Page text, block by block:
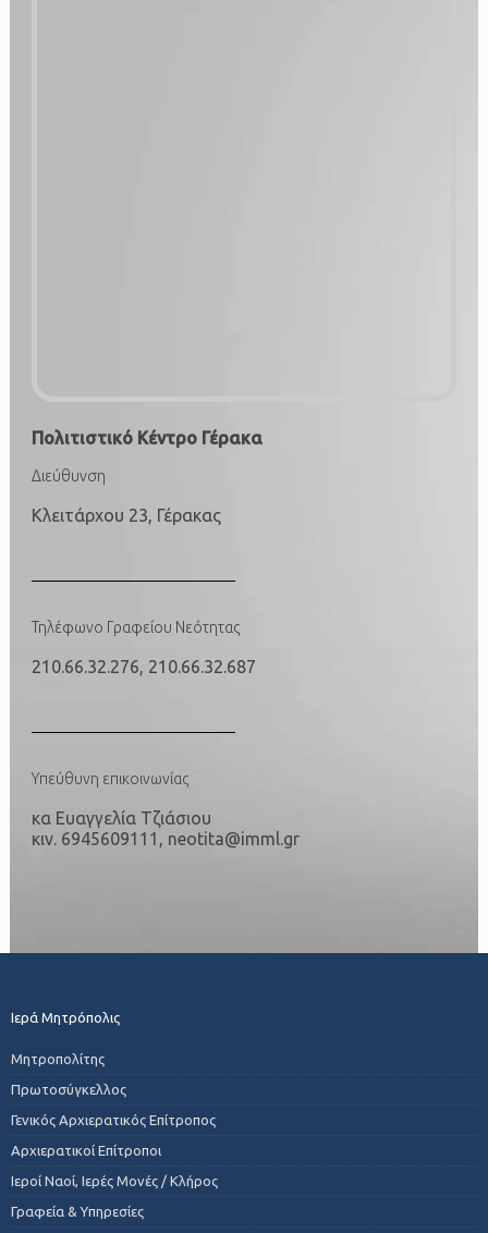
Πολιτιστικό Κέντρο Γέρακα
Διεύθυνση
Κλειτάρχου 23, Γέρακας
Τηλέφωνο Γραφείου Νεότητας
210.66.32.276, 210.66.32.687
Υπεύθυνη επικοινωνίας
κα Ευαγγελία Τζιάσιου
κιν. 6945609111, neotita@imml.gr
Ιερά Μητρόπολις
Μητροπολίτης
Πρωτοσύγκελλος
Γενικός Αρχιερατικός Επίτροπος
Αρχιερατικοί Επίτροποι
Ιεροί Ναοί, Ιερές Μονές / Κλήρος
Γραφεία & Υπηρεσίες